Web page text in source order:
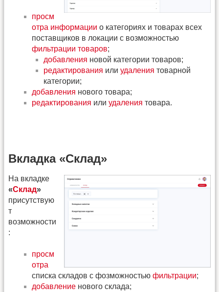
просм
отра информации о категориях и товарах всех
поставщиков в локации с возможностью
фильтрации товаров;
добавления новой категории товаров;
редактирования или удаления товарной
категории;
добавления нового товара;
редактирования или удаления товара.
Вкладка «Склад»
На вкладке
«Склад»
присутствую
т
возможности
:
просм
отра
списка складов с фозможностью фильтрации;
добавление нового склада;